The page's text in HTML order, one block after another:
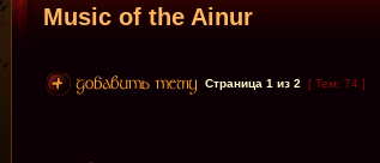
Music of the Ainur
Страница 1 из 2 [ Тем: 74 ]